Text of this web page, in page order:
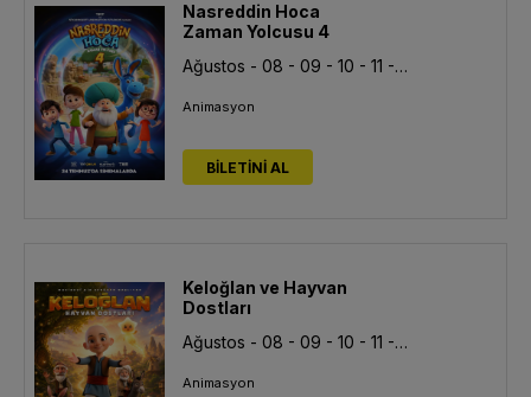
Nasreddin Hoca
Zaman Yolcusu 4
Ağustos - 08 - 09 - 10 - 11 - 12 - 13
Animasyon
BİLETİNİ AL
Keloğlan ve Hayvan
Dostları
Ağustos - 08 - 09 - 10 - 11 - 12 - 13
Animasyon